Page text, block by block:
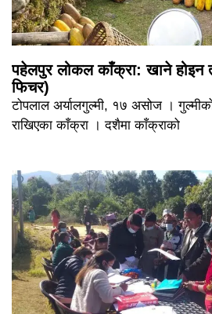
पहेलपुर लोकल काँक्रा: खाने होइन
फिचर)
टोपलाल अर्यालगुल्मी, १७ असोज ।
राखिएका काँक्रा । दशैमा काँक्राको